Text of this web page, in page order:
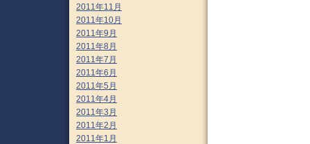
2011年11月
2011年10月
2011年9月
2011年8月
2011年7月
2011年6月
2011年5月
2011年4月
2011年3月
2011年2月
2011年1月